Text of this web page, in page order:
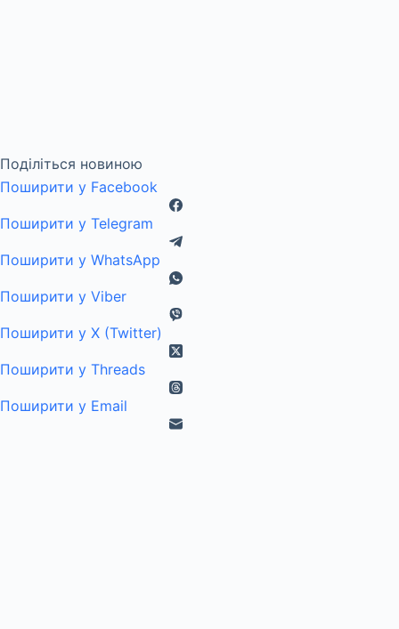
Поділіться новиною
Поширити у Facebook
Поширити у Telegram
Поширити у WhatsApp
Поширити у Viber
Поширити у X (Twitter)
Поширити у Threads
Поширити у Email